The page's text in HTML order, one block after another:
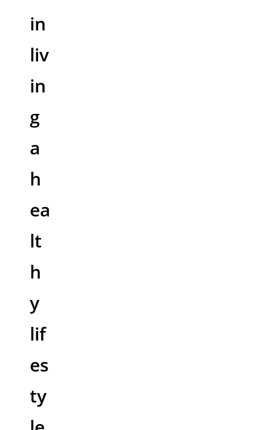
in
liv
in
g
a
h
ea
lt
h
y
lif
es
ty